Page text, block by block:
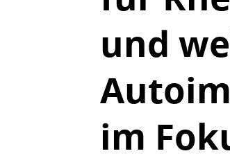
und
im